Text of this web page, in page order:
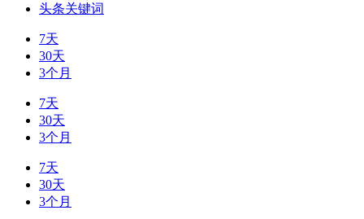
头条关键词
7天
30天
3个月
7天
30天
3个月
7天
30天
3个月